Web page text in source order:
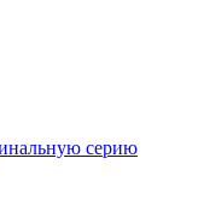
серию